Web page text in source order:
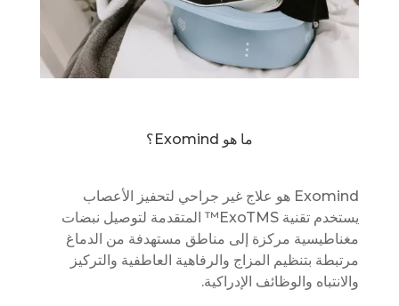
ما هو Exomind؟
Exomind هو علاج غير جراحي لتحفيز الأعصاب
يستخدم تقنية ExoTMS™ المتقدمة لتوصيل نبضات
مغناطيسية مركزة إلى مناطق مستهدفة من الدماغ
مرتبطة بتنظيم المزاج والرفاهية العاطفية والتركيز
والانتباه والوظائف الإدراكية.